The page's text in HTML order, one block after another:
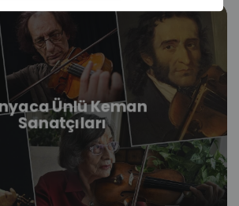
Ünlü Keman
Sanatçıları